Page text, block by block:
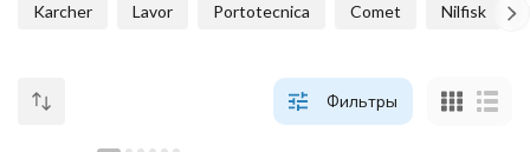
Karcher Lavor Portotecnica Comet Nilfisk
Фильтры